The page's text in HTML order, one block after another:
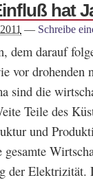
hat
— Schreibe
dem darauf
vor drohenden
sind die
Teile des
und
der Elektrizität.